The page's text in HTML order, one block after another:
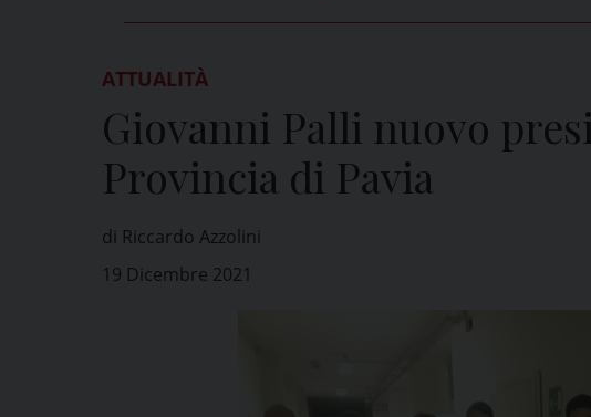
ATTUALITÀ
Giovanni Palli nuovo
Provincia di Pavia
di Riccardo Azzolini
19 Dicembre 2021